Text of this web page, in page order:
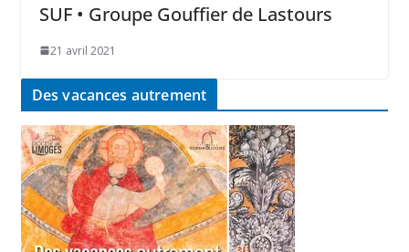
SUF • Groupe Gouffier de Lastours
21 avril 2021
Des vacances autrement